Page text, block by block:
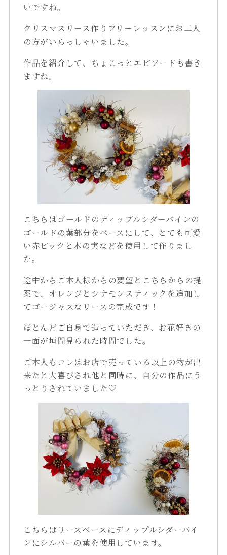
いですね。
クリスマスリース作りフリーレッスンにお二人
の方がいらっしゃいました。
作品を紹介して、ちょこっとエピソードも書き
ますね。
こちらはゴールドのディップルシダーバインの
ゴールドの葉部分をベースにして、とても可愛
い赤ピックと木の実などを使用して作りまし
た。
途中からご本人様からの要望とこちらからの提
案で、オレンジとシナモンスティックを追加し
てゴージャスなリースの完成です！
ほとんどご自身で造っていただき、お花好きの
一面が垣間見られた時間でした。
ご本人もコレはお店で売っている以上の物が出
来たと大喜びされ他と同時に、自分の作品にう
っとりされていました♡
こちらはリースベースにディップルシダーバイ
ンにシルバーの葉を使用しています。